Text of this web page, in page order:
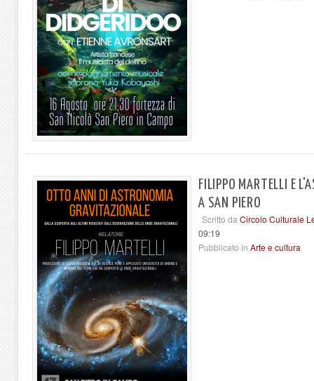
FILIPPO MARTELLI E
A SAN PIERO
Scritto da Circolo Culturale
09:19
Pubblicato in Arte e cultura